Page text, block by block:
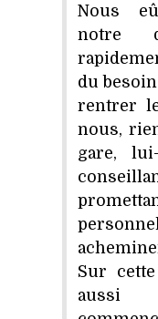
Nous
notre
du
rentrer
nous,
gare,
Sur
aussi